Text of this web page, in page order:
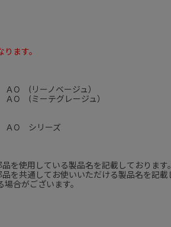
ます。
O (リーノベージュ）
O (ミーテグレージュ）
ＡO シリーズ
を使用している製品名を記載しております
を共通してお使いいただける製品名を記載
合がございます。